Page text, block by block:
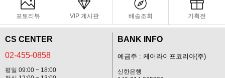
포토리뷰 VIP 게시판 배송조회 기획전
CS CENTER
02-455-0858
평일 09:00 ~ 18:00
BANK INFO
예금주 : 케어라이프코리아(주)
신한은행